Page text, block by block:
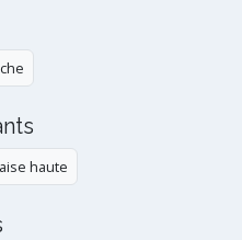
haute